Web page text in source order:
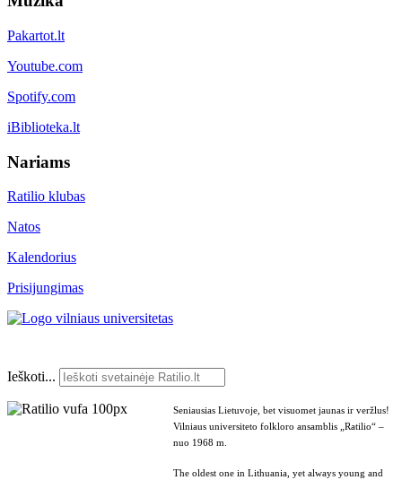
Pakartot.lt
Youtube.com
Spotify.com
iBiblioteka.lt
Nariams
Ratilio klubas
Natos
Kalendorius
Prisijungimas
Ieškoti...
Seniausias Lietuvoje, bet visuomet jaunas ir veržlus!
Vilniaus universiteto folkloro ansamblis „Ratilio“ –
nuo 1968 m.
The oldest one in Lithuania, yet always young and